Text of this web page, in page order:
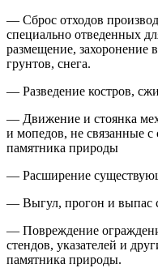
— Сброс отходов
специально отведенных
размещение, захоронение
грунтов, снега.
— Разведение костров,
— Движение и стоянка
и мопедов, не связанные
памятника природы
— Расширение
— Выгул, прогон и выпас
— Повреждение
стендов, указателей и
памятника природы.